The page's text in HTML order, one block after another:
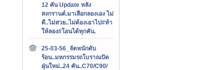
12 คัน Update หลัง
สงกรานต์.มาเลือกลองเอง ไม่
ดี..ไม่สวย..ไม่ต้องเอาไป#ท้า
ให้ลอง#โอนได้ทุกคัน.
25-03-56_จัดหนักดับ
ร้อน..มหกรรมรถโบราณปัด
ฝุ่นใหม่..24 คัน..C70/C90/